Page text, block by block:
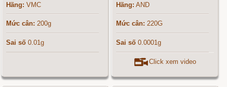
Hãng: VMC
Mức cân: 200g
Sai số 0.01g
Hãng: AND
Mức cân: 220G
Sai số 0.0001g
Click xem video